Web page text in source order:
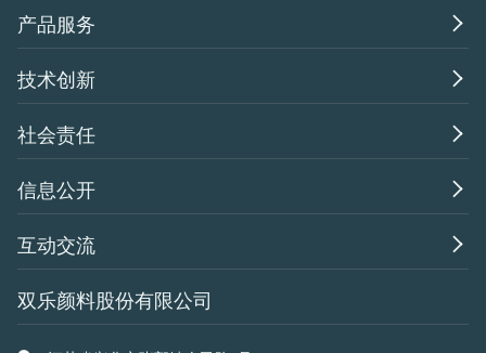
产品服务 
技术创新 
社会责任 
信息公开 
互动交流 
双乐颜料股份有限公司